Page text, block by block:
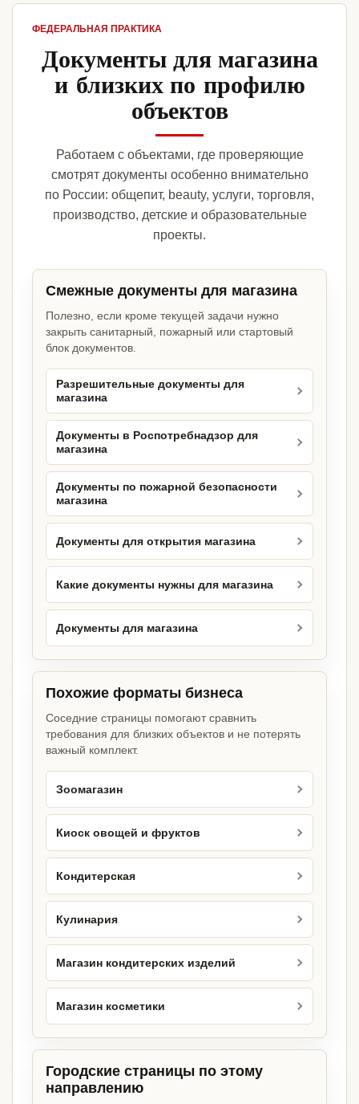
ФЕДЕРАЛЬНАЯ ПРАКТИКА
Документы для магазина
и близких по профилю
объектов
Работаем с объектами, где проверяющие
смотрят документы особенно внимательно
по России: общепит, beauty, услуги, торговля,
производство, детские и образовательные
проекты.
Смежные документы для магазина
Полезно, если кроме текущей задачи нужно
закрыть санитарный, пожарный или стартовый
блок документов.
Разрешительные документы для
магазина
Документы в Роспотребнадзор для
магазина
Документы по пожарной безопасности
магазина
Документы для открытия магазина
Какие документы нужны для магазина
Документы для магазина
Похожие форматы бизнеса
Соседние страницы помогают сравнить
требования для близких объектов и не потерять
важный комплект.
Зоомагазин
Киоск овощей и фруктов
Кондитерская
Кулинария
Магазин кондитерских изделий
Магазин косметики
Городские страницы по этому
направлению